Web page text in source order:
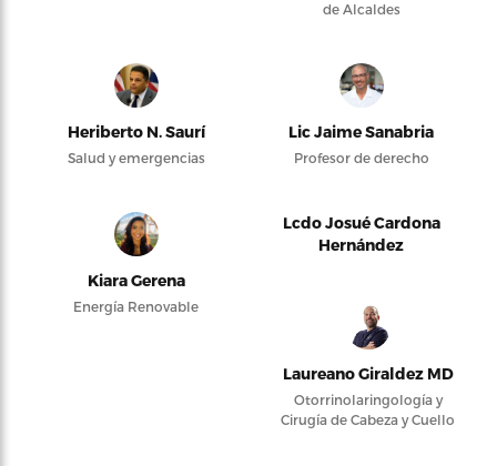
de Alcaldes
Heriberto N. Saurí
Salud y emergencias
Lic Jaime Sanabria
Profesor de derecho
Kiara Gerena
Energía Renovable
Lcdo Josué Cardona
Hernández
Laureano Giraldez MD
Otorrinolaringología y
Cirugía de Cabeza y Cuello